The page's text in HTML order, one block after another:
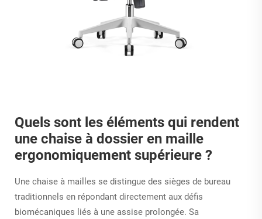
Quels sont les éléments qui rendent
une chaise à dossier en maille
ergonomiquement supérieure ?
Une chaise à mailles se distingue des sièges de bureau
traditionnels en répondant directement aux défis
biomécaniques liés à une assise prolongée. Sa